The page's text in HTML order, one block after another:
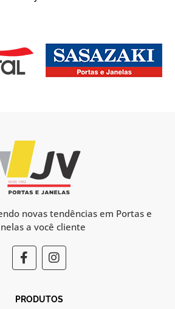
novas tendências em Portas e
a você cliente
F
a
c
b
I
n
s
a
PRODUTOS